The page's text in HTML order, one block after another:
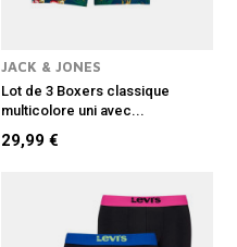
JACK & JONES
Lot de 3 Boxers classique
multicolore uni avec...
29,99 €